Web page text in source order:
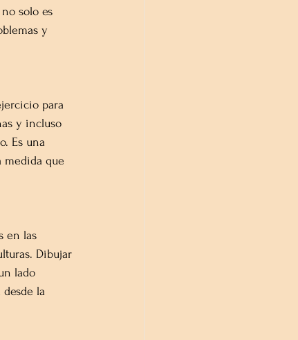
solo es
y
para
y incluso
Es una
medida que
en las
Dibujar
lado
la